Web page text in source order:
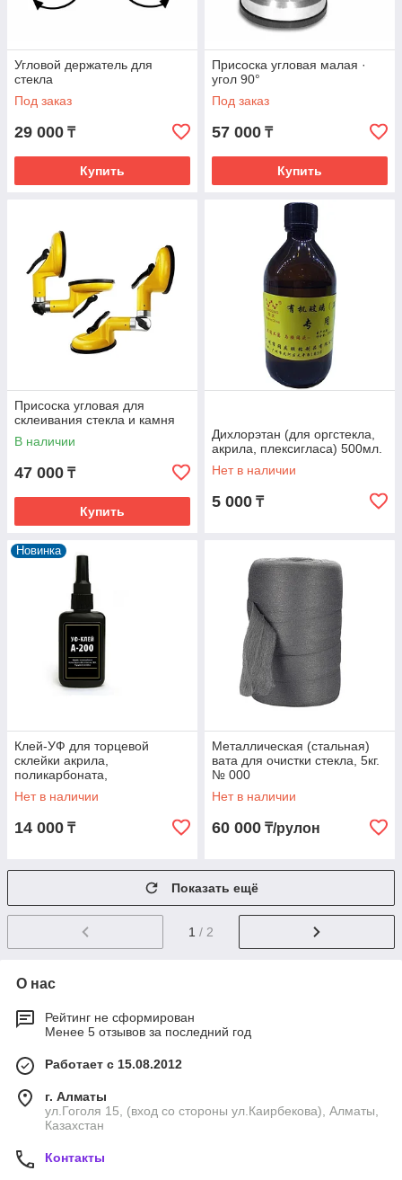
Угловой держатель для
стекла
Под заказ
29 000 ₸
Купить
Присоска угловая малая ·
угол 90°
Под заказ
57 000 ₸
Купить
Присоска угловая для
склеивания стекла и камня
В наличии
47 000 ₸
Купить
Дихлорэтан (для оргстекла,
акрила, плексигласа) 500мл.
Нет в наличии
5 000 ₸
Новинка
Клей-УФ для торцевой
склейки акрила,
поликарбоната,
полистирола, АБС-пластика,
ПВХ | 2000мПа•с. | 50гр.
Нет в наличии
14 000 ₸
Металлическая (стальная)
вата для очистки стекла, 5кг.
№ 000
Нет в наличии
60 000 ₸/рулон
Показать ещё
1 / 2
О нас
Рейтинг не сформирован
Менее 5 отзывов за последний год
Работает с 15.08.2012
г. Алматы
ул.Гоголя 15, (вход со стороны ул.Каирбекова), Алматы,
Казахстан
Контакты